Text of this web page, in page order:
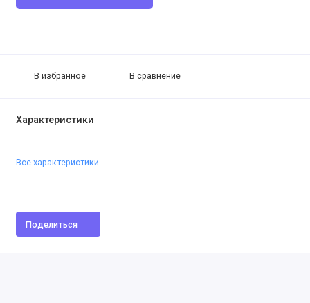
В избранное В сравнение
Характеристики
Все характеристики
Поделиться